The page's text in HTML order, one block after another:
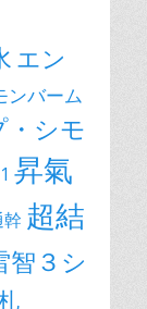
エン
ンバーム
・シモ
昇氣
超結
智３シ